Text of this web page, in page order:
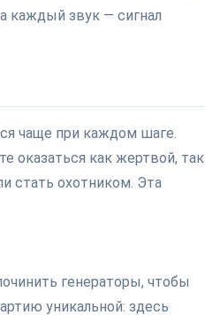
каждый звук — сигнал
чаще при каждом шаге.
оказаться как жертвой, так
стать охотником. Эта
генераторы, чтобы
уникальной: здесь